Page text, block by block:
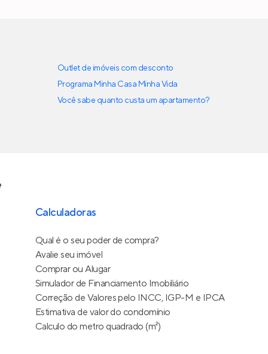
Outlet de imóveis com desconto
Programa Minha Casa Minha Vida
Você sabe quanto custa um apartamento?
Calculadoras
Qual é o seu poder de compra?
Avalie seu imóvel
Comprar ou Alugar
Simulador de Financiamento Imobiliário
Correção de Valores pelo INCC, IGP-M e IPCA
Estimativa de valor do condomínio
Calculo do metro quadrado (m²)